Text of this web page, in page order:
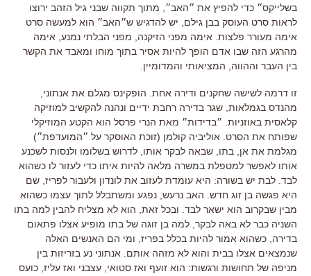
בשלייקס״ כדי להפיץ את ״האב״
מתוך תקווה שבני גיל הזהב ירוצו
לראות סרט העוסק בבן גילם
יש להדגיש ש״האב״ הוא למעשה סרט
אימה מעורר פלצות אימה מפני הזיקנה מפני הבלתי נמנע אימה
מהרגע הזה שבו אדם הופך להיות אסיר בתוך מוחו ומאבד את הקשר
בין העבר וההווה
המציאותי והמדומיין
זו דרמה לשישה שחקנים ודירה אחת הופקינס מגלם את אנתוני
מהנדס בגמלאות שגר בדירה רחבת ידיים ונהנה להקשיב למוזיקה
קלאסית באוזניות ״בדידות״ מאת הנרי פרסל הוא הקטע המוזיקלי
שפותח את הסרט
אוליביה קולמן (זוכת האוסקר על ״המועדפת״)
מגלמת את אן בתו שבאה לבקר אותו לדרוש בשלומו ולנסות לשכנע
אותו לאפשר למטפלת במשרה מלאה להיות איתו כדי לעזור לו כשהוא
לבד לבת יש בשורה: היא עומדת לעזוב את לונדון ולעבור לפריז שם
היא פגשה בן זוג חדש האב נרעש נפגע ומשתבלל לתוך עצמו כשהוא
מבין שבקרוב הוא ישאר לבד ובכל זאת הוא לא מצליח להבין למה בתו
השניה כבר לא באה לבקר למה בן זוגה של בתו מופיע אצלו פתאום
בדירה כשהוא אמור להיות בכלל בפריז ומי הם האנשים האלה
שנמצאים אצלו בבית והוא לא מזהה אותם
אנתוני נע בזריזות בין
מניפה של תחושות ורגשות: הוא זועף ואז סטואי עצבני ואז עליז כועס